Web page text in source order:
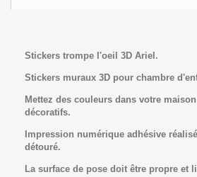
Stickers trompe l'oeil 3D Ariel.
Stickers muraux 3D pour chambre
Mettez des couleurs dans votre
décoratifs.
Impression numérique adhésive
détouré.
La surface de pose doit être propre et